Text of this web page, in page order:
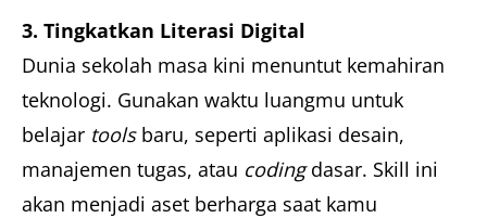
3. Tingkatkan Literasi Digital
Dunia sekolah masa kini menuntut kemahiran
teknologi. Gunakan waktu luangmu untuk
belajar toolsbaru, seperti aplikasi desain,
manajemen tugas, atau codingdasar. Skill ini
akan menjadi aset berharga saat kamu